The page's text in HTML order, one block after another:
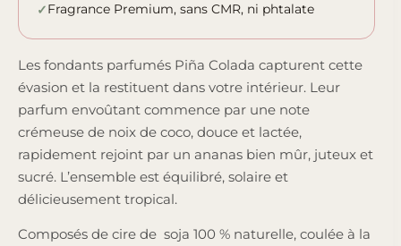
Fragrance Premium, sans CMR, ni phtalate
Les fondants parfumés Piña Colada capturent cette
évasion et la restituent dans votre intérieur. Leur
parfum envoûtant commence par une note
crémeuse de noix de coco, douce et lactée,
rapidement rejoint par un ananas bien mûr, juteux et
sucré. L’ensemble est équilibré, solaire et
délicieusement tropical.
Composés de cire de soja 100 % naturelle, coulée à la